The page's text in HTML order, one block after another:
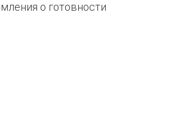
о готовности